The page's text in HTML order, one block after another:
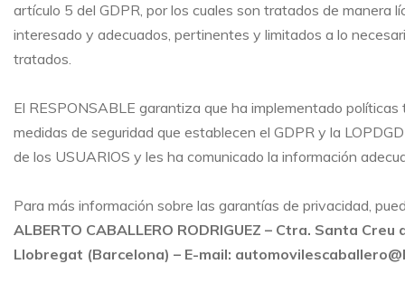
artículo 5 del GDPR, por los cuales son tratados de manera
interesado y adecuados, pertinentes y limitados a lo
tratados.
El RESPONSABLE garantiza que ha implementado
medidas de seguridad que establecen el GDPR y la
de los USUARIOS y les ha comunicado la información
Para más información sobre las garantías de privacidad,
ALBERTO CABALLERO RODRIGUEZ – Ctra. Santa Creu
Llobregat (Barcelona) – E-mail: